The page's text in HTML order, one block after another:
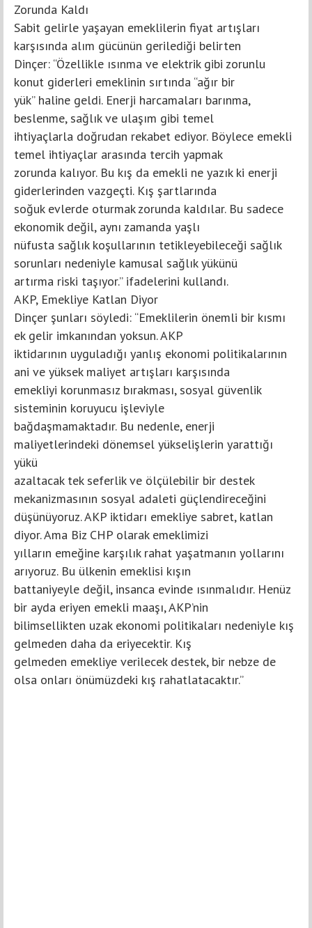
Zorunda Kaldı
Sabit gelirle yaşayan emeklilerin fiyat artışları
karşısında alım gücünün gerilediği belirten
Dinçer: “Özellikle ısınma ve elektrik gibi zorunlu
konut giderleri emeklinin sırtında “ağır bir
yük” haline geldi. Enerji harcamaları barınma,
beslenme, sağlık ve ulaşım gibi temel
ihtiyaçlarla doğrudan rekabet ediyor. Böylece emekli
temel ihtiyaçlar arasında tercih yapmak
zorunda kalıyor. Bu kış da emekli ne yazık ki enerji
giderlerinden vazgeçti. Kış şartlarında
soğuk evlerde oturmak zorunda kaldılar. Bu sadece
ekonomik değil, aynı zamanda yaşlı
nüfusta sağlık koşullarının tetikleyebileceği sağlık
sorunları nedeniyle kamusal sağlık yükünü
artırma riski taşıyor.” ifadelerini kullandı.
AKP, Emekliye Katlan Diyor
Dinçer şunları söyledi: “Emeklilerin önemli bir kısmı
ek gelir imkanından yoksun. AKP
iktidarının uyguladığı yanlış ekonomi politikalarının
ani ve yüksek maliyet artışları karşısında
emekliyi korunmasız bırakması, sosyal güvenlik
sisteminin koruyucu işleviyle
bağdaşmamaktadır. Bu nedenle, enerji
maliyetlerindeki dönemsel yükselişlerin yarattığı
yükü
azaltacak tek seferlik ve ölçülebilir bir destek
mekanizmasının sosyal adaleti güçlendireceğini
düşünüyoruz. AKP iktidarı emekliye sabret, katlan
diyor. Ama Biz CHP olarak emeklimizi
yılların emeğine karşılık rahat yaşatmanın yollarını
arıyoruz. Bu ülkenin emeklisi kışın
battaniyeyle değil, insanca evinde ısınmalıdır. Henüz
bir ayda eriyen emekli maaşı, AKP’nin
bilimsellikten uzak ekonomi politikaları nedeniyle kış
gelmeden daha da eriyecektir. Kış
gelmeden emekliye verilecek destek, bir nebze de
olsa onları önümüzdeki kış rahatlatacaktır.”